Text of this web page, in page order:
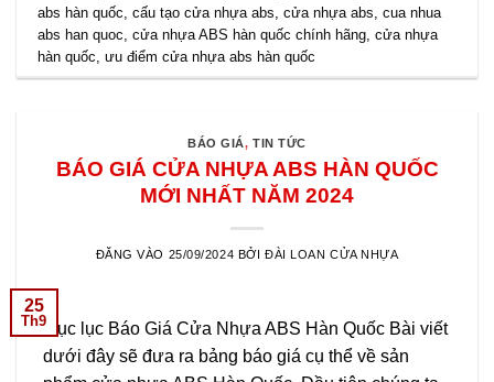
abs hàn quốc ,cấu tạo cửa nhựa abs ,cửa nhựa abs ,cua nhua
abs han quoc ,cửa nhựa ABS hàn quốc chính hãng ,cửa nhựa
hàn quốc ,ưu điểm cửa nhựa abs hàn quốc
BÁO GIÁ,TIN TỨC
BÁO GIÁ CỬA NHỰA ABS HÀN QUỐC
MỚI NHẤT NĂM 2024
ĐĂNG VÀO 25/09/2024 BỞI ĐÀI LOAN CỬA NHỰA
25
Th9Mục lục Báo Giá Cửa Nhựa ABS Hàn Quốc Bài viết
dưới đây sẽ đưa ra bảng báo giá cụ thể về sản